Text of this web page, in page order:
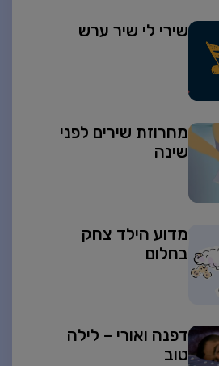
שירי לי שיר ערש
מחרוזת שירים לפני
שינה
מדוע הילד צחק
בחלום
דפנה ואורי – לילה
טוב